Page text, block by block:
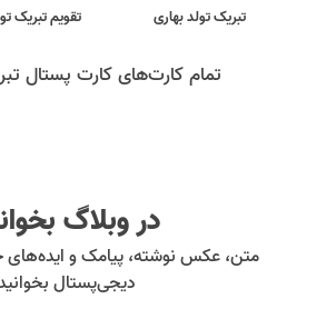
تبریک تولد بهاری تقویم تبریک
تمام کارت‌های کارت پستال
در وبلاگ
متن، عکس نوشته، پیامک و ایده‌های
دیجی‌پستال